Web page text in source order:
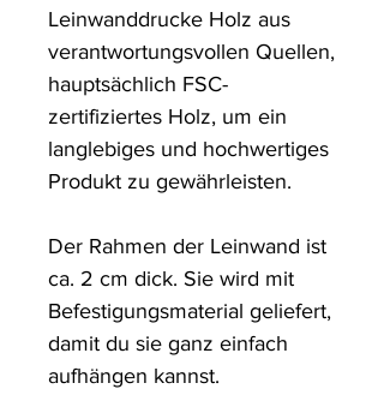
Leinwanddrucke Holz aus
verantwortungsvollen Quellen,
hauptsächlich FSC-
zertifiziertes Holz, um ein
langlebiges und hochwertiges
Produkt zu gewährleisten.
Der Rahmen der Leinwand ist
ca. 2 cm dick. Sie wird mit
Befestigungsmaterial geliefert,
damit du sie ganz einfach
aufhängen kannst.